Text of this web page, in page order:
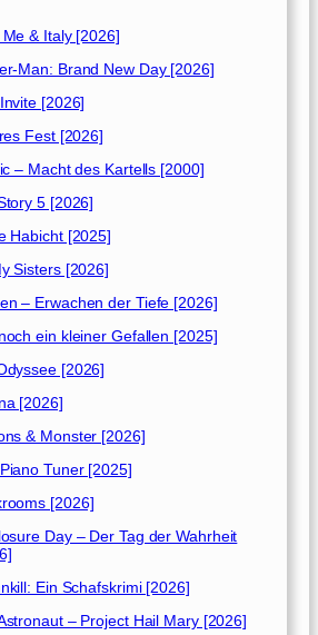
Me & Italy [2026]
Man: Brand New Day [2026]
[2026]
Fest [2026]
– Macht des Kartells [2000]
5 [2026]
Habicht [2025]
Sisters [2026]
– Erwachen der Tiefe [2026]
ein kleiner Gefallen [2025]
[2026]
[2026]
& Monster [2026]
Tuner [2025]
[2026]
Day – Der Tag der Wahrheit
Ein Schafskrimi [2026]
– Project Hail Mary [2026]